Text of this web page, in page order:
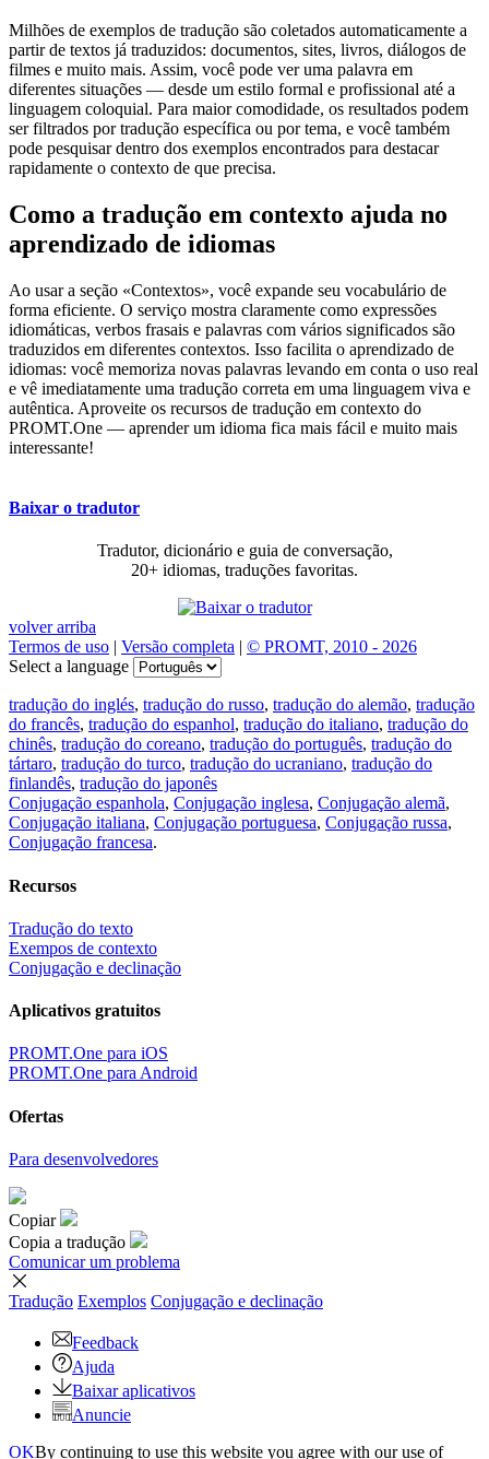
Milhões de exemplos de tradução são coletados automaticamente a
partir de textos já traduzidos: documentos, sites, livros, diálogos de
filmes e muito mais. Assim, você pode ver uma palavra em
diferentes situações — desde um estilo formal e profissional até a
linguagem coloquial. Para maior comodidade, os resultados podem
ser filtrados por tradução específica ou por tema, e você também
pode pesquisar dentro dos exemplos encontrados para destacar
rapidamente o contexto de que precisa.
Como a tradução em contexto ajuda no
aprendizado de idiomas
Ao usar a seção «Contextos», você expande seu vocabulário de
forma eficiente. O serviço mostra claramente como expressões
idiomáticas, verbos frasais e palavras com vários significados são
traduzidos em diferentes contextos. Isso facilita o aprendizado de
idiomas: você memoriza novas palavras levando em conta o uso real
e vê imediatamente uma tradução correta em uma linguagem viva e
autêntica. Aproveite os recursos de tradução em contexto do
PROMT.One — aprender um idioma fica mais fácil e muito mais
interessante!
Baixar o tradutor
Tradutor, dicionário e guia de conversação,
20+ idiomas, traduções favoritas.
volver arriba
Termos de uso | Versão completa | © PROMT, 2010 - 2026
Select a language
tradução do inglés, tradução do russo, tradução do alemão, tradução
do francês, tradução do espanhol, tradução do italiano, tradução do
chinês, tradução do coreano, tradução do português, tradução do
tártaro, tradução do turco, tradução do ucraniano, tradução do
finlandês, tradução do japonês
Conjugação espanhola, Conjugação inglesa, Conjugação alemã,
Conjugação italiana, Conjugação portuguesa, Conjugação russa,
Conjugação francesa.
Recursos
Tradução do texto
Exempos de contexto
Conjugação e declinação
Aplicativos gratuitos
PROMT.One para iOS
PROMT.One para Android
Ofertas
Para desenvolvedores
Copiar
Copia a tradução
Comunicar um problema
Tradução Exemplos Conjugação e declinação
Feedback
Ajuda
Baixar aplicativos
Anuncie
OKBy continuing to use this website you agree with our use of